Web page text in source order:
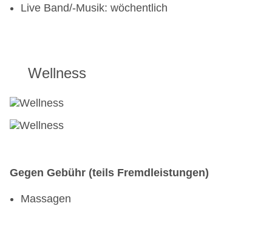
Live Band/-Musik: wöchentlich
Wellness
Gegen Gebühr (teils Fremdleistungen)
Massagen